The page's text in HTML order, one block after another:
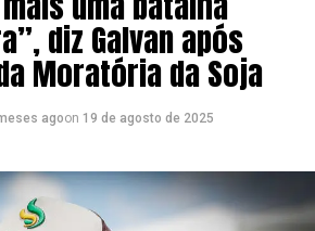
diz Galvan após
Moratória da Soja
agoon 19 de agosto de 2025